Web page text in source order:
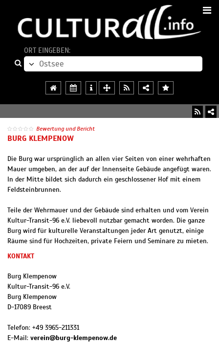
ORT EINGEBEN:
Bewertung und Bericht
BURG KLEMPENOW
Die Burg war ursprünglich an allen vier Seiten von einer wehrhaften
Mauer umgeben, an der auf der Innenseite Gebäude angefügt waren.
In der Mitte bildet sich dadurch ein geschlossener Hof mit einem
Feldsteinbrunnen.
Teile der Wehrmauer und der Gebäude sind erhalten und vom Verein
Kultur-Transit-96 e.V. liebevoll nutzbar gemacht worden. Die ganze
Burg wird für kulturelle Veranstaltungen jeder Art genutzt, einige
Räume sind für Hochzeiten, private Feiern und Seminare zu mieten.
KONTAKT
Burg Klempenow
Kultur-Transit-96 e.V.
Burg Klempenow
D-17089 Breest
Telefon: +49 3965-211331
E-Mail: verein@burg-klempenow.de